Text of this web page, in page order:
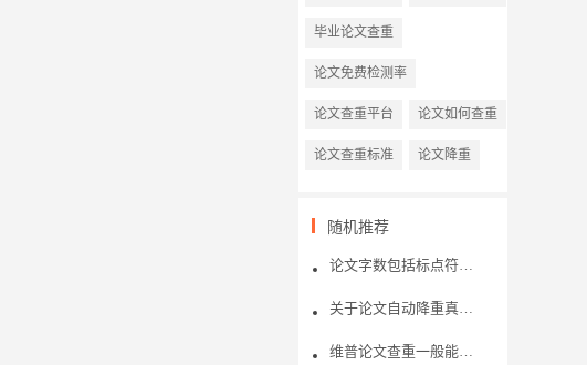
毕业论文查重
论文免费检测率
论文查重平台 论文如何查重
论文查重标准 论文降重
随机推荐
论文字数包括标点符号字符吗?
关于论文自动降重真的有用吗？
维普论文查重一般能够查几次？论文查重的机制是怎样的呢？